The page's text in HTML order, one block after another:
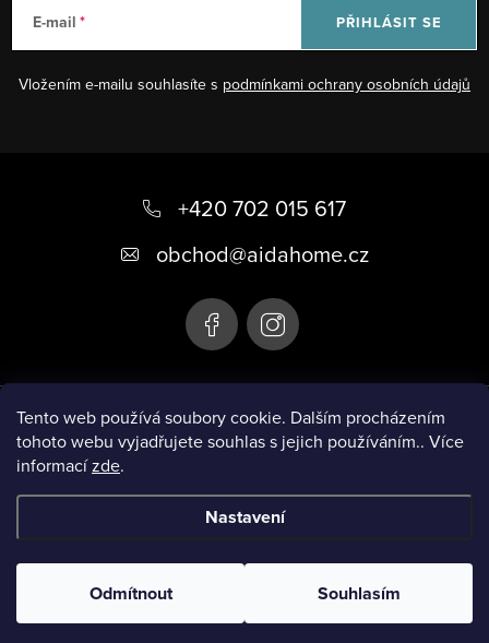
Tento web používá soubory cookie. Dalším procházením
tohoto webu vyjadřujete souhlas s jejich používáním.. Více
informacízde.
Nastavení
Odmítnout Souhlasím
r
E-mail
Vložením e-mailu souhlasíte s podmínkami ochrany osobních údajů
PŘIHLÁSIT SE
Instagram
+420 702 015 617
obchod@aidahome.cz
Informace pro vás
nastavení cookies